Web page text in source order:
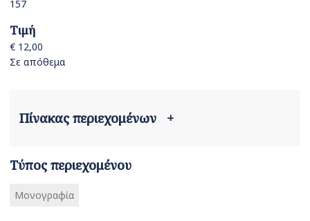
157
Τιμή
€ 12,00
Σε απόθεμα
Πίνακας περιεχομένων +
Τύπος περιεχομένου
Μονογραφία